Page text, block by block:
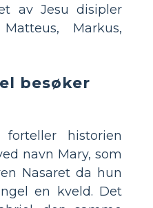
av Jesu disipler
Markus,
besøker
forteller historien
navn Mary, som
Nasaret da hun
en kveld. Det